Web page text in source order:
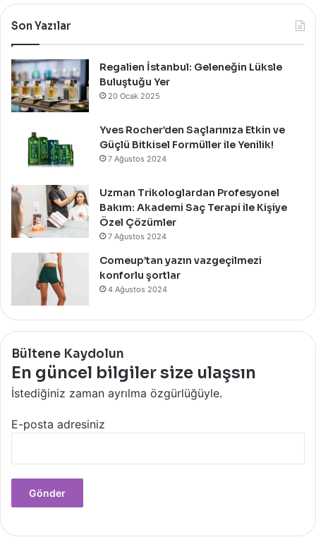
Özel
Bir
Kutladı!
Son Yazılar
Regalien İstanbul: Geleneğin Lüksle
Buluştuğu Yer
20 Ocak 2025
Yves Rocher’den Saçlarınıza Etkin ve
Güçlü Bitkisel Formüller ile Yenilik!
7 Ağustos 2024
Uzman Trikologlardan Profesyonel
Bakım: Akademi Saç Terapi ile Kişiye
Özel Çözümler
7 Ağustos 2024
Comeup’tan yazın vazgeçilmezi
konforlu şortlar
4 Ağustos 2024
Bültene Kaydolun
En güncel bilgiler size ulaşsın
İstediğiniz zaman ayrılma özgürlüğüyle.
E-posta adresiniz